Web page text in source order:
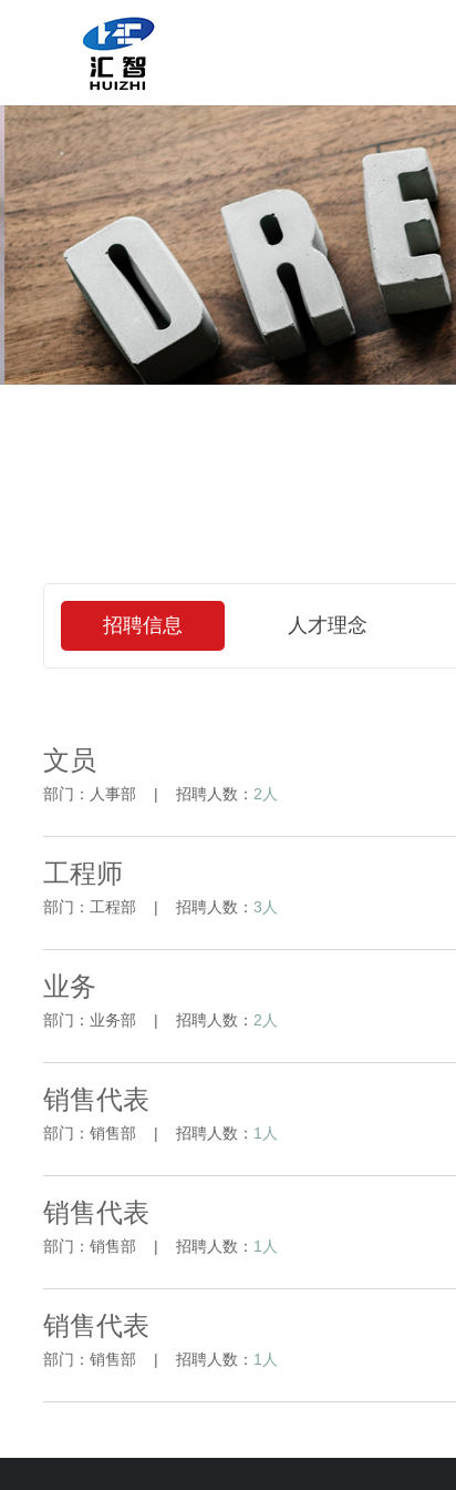
招聘信息 人才理念
文员
部门：人事部 | 招聘人数： 2人
工程师
部门：工程部 | 招聘人数： 3人
业务
部门：业务部 | 招聘人数： 2人
销售代表
部门：销售部 | 招聘人数： 1人
销售代表
部门：销售部 | 招聘人数： 1人
销售代表
部门：销售部 | 招聘人数： 1人